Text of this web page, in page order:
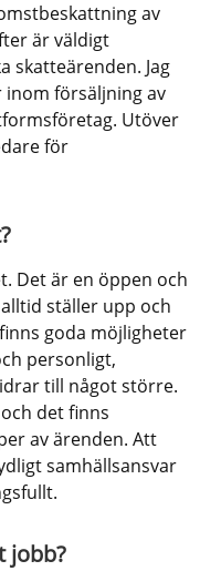
av
är väldigt
skatteärenden. Jag
försäljning av
Utöver
för
Det är en öppen och
ställer upp och
goda möjligheter
personligt,
till något större.
det finns
av ärenden. Att
samhällsansvar
jobb?